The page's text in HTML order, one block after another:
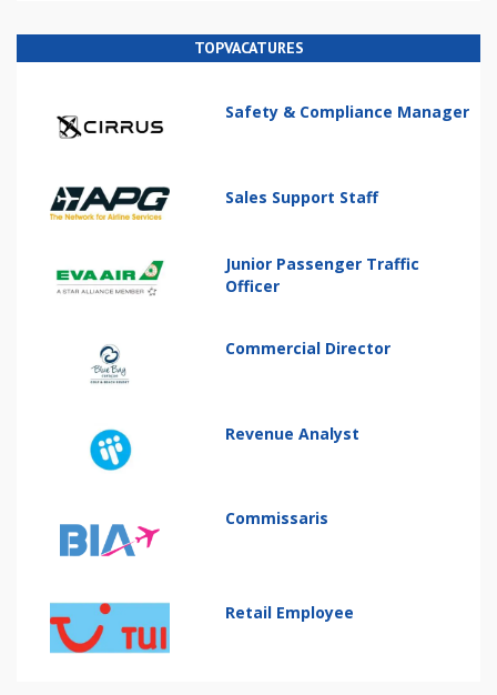
TOPVACATURES
Safety & Compliance Manager
Sales Support Staff
Junior Passenger Traffic
Officer
Commercial Director
Revenue Analyst
Commissaris
Retail Employee